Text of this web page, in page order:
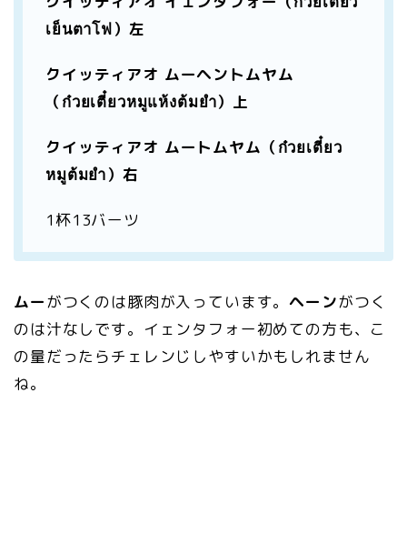
เย็นตาโฟ）左
クイッティアオ ムーヘントムヤム
（ก๋วยเตี๋ยวหมูแห้งต้มยำ）上
クイッティアオ ムートムヤム（ก๋วยเตี๋ยว
หมูต้มยำ）右
1杯13バーツ
ムーがつくのは豚肉が入っています。 ヘーンがつく
のは汁なしです。イェンタフォー初めての方も、こ
の量だったらチェレンじしやすいかもしれません
ね。